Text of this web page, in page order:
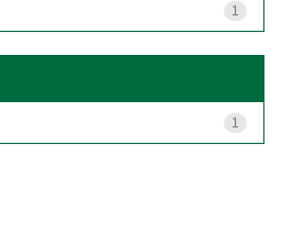
1
1